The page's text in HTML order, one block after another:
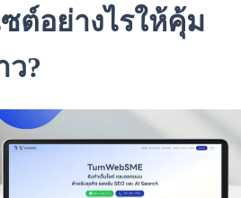
ต์อย่างไรให้คุ้ม
ว?